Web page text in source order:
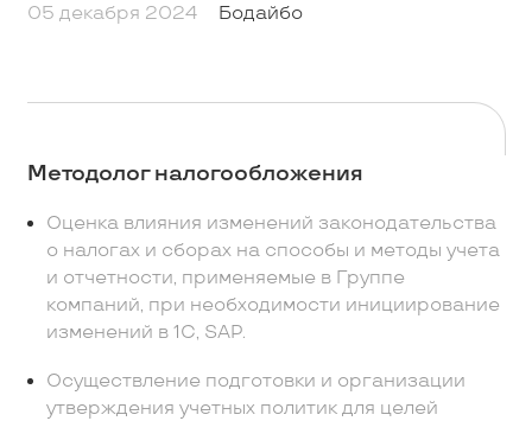
05 декабря 2024 Бодайбо
Методолог налогообложения
Оценка влияния изменений законодательства
о налогах и сборах на способы и методы учета
и отчетности, применяемые в Группе
компаний, при необходимости инициирование
изменений в 1С, SAP.
Осуществление подготовки и организации
утверждения учетных политик для целей